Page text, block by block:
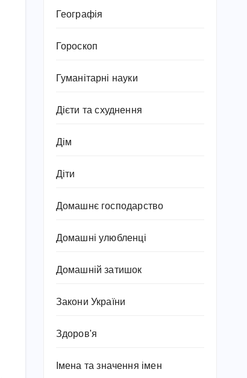
Географія
Гороскоп
Гуманітарні науки
Дієти та схуднення
Дім
Діти
Домашнє господарство
Домашні улюбленці
Домашній затишок
Закони України
Здоров'я
Імена та значення імен